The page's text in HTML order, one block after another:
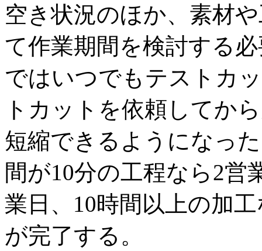
空き状況のほか、素材
て作業期間を検討する
ではいつでもテストカ
トカットを依頼してか
短縮できるようになっ
間が10分の工程なら2営
業日、10時間以上の加
が完了する。